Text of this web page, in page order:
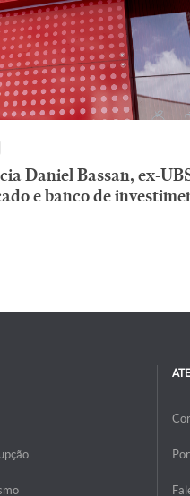
Daniel Bassan, ex-
e banco de